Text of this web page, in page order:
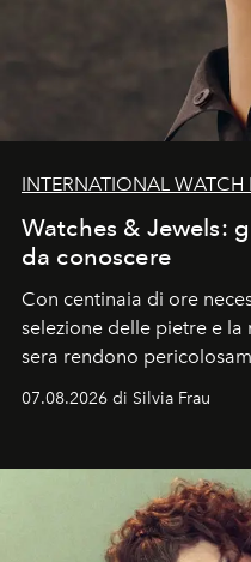
INTERNATIONAL WATCH
Watches & Jewels:
da conoscere
Con centinaia di ore
selezione delle pietre e
sera rendono
cognizione del tempo.
07.08.2026 di Silvia Frau